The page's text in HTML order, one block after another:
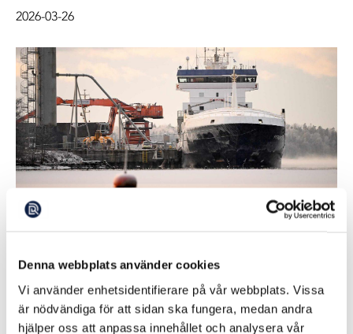
Denna webbplats använder cookies
Vi använder enhetsidentifierare på vår webbplats. Vissa
är nödvändiga för att sidan ska fungera, medan andra
hjälper oss att anpassa innehållet och analysera vår
brittiske premiärministern Keir Starmer när mötet inleds.
2026-03-26
Efter kabelbrott: Fartyg eskorteras från
Fartyget Fitburg som i förra veckan beslagtogs av
finländsk polis eskorteras på måndagen ut ur Finland till
internationellt vatten, meddelar Centralkriminalpolisen.
2026-01-12